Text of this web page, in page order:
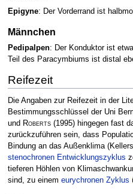
Epigyne: Der Vorderrand ist
Männchen
Pedipalpen: Der Konduktor ist
Teil des Paracymbiums ist distal
Reifezeit
Die Angaben zur Reifezeit in der
Bestimmungsschlüssel der Uni
und Roberts(1995) hingegen fast
zurückzuführen sein, dass
Bindung an das Außenklima
stenochronen Entwicklungszyklus
tieferen Höhlen von
sind, zu einem eurychronen Zyklus